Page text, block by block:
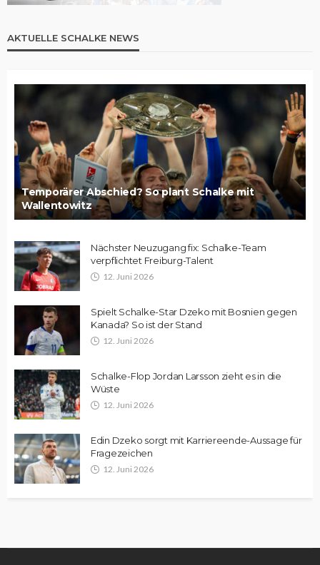
AKTUELLE SCHALKE NEWS
Temporärer Abschied? So plant Schalke mit
Wallentowitz
Nächster Neuzugang fix: Schalke-Team
verpflichtet Freiburg-Talent
12. Juni 2026
Spielt Schalke-Star Dzeko mit Bosnien gegen
Kanada? So ist der Stand
12. Juni 2026
Schalke-Flop Jordan Larsson zieht es in die
Wüste
12. Juni 2026
Edin Dzeko sorgt mit Karriereende-Aussage für
Fragezeichen
12. Juni 2026